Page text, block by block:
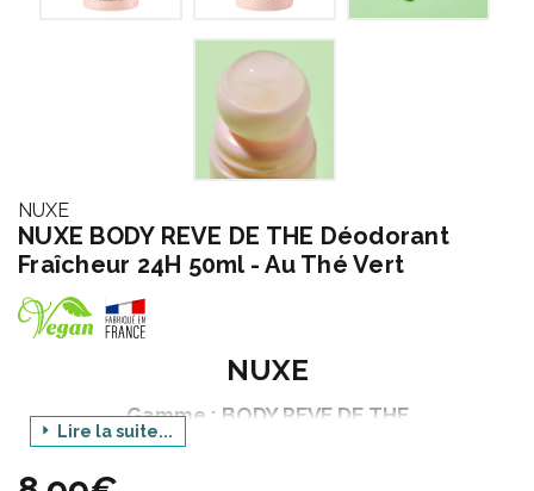
NUXE
NUXE BODY REVE DE THE Déodorant
Fraîcheur 24H 50ml - Au Thé Vert
NUXE
Gamme : BODY REVE DE THE
Produit : DEODORANT FRAICHEUR 24H
Lire la suite...